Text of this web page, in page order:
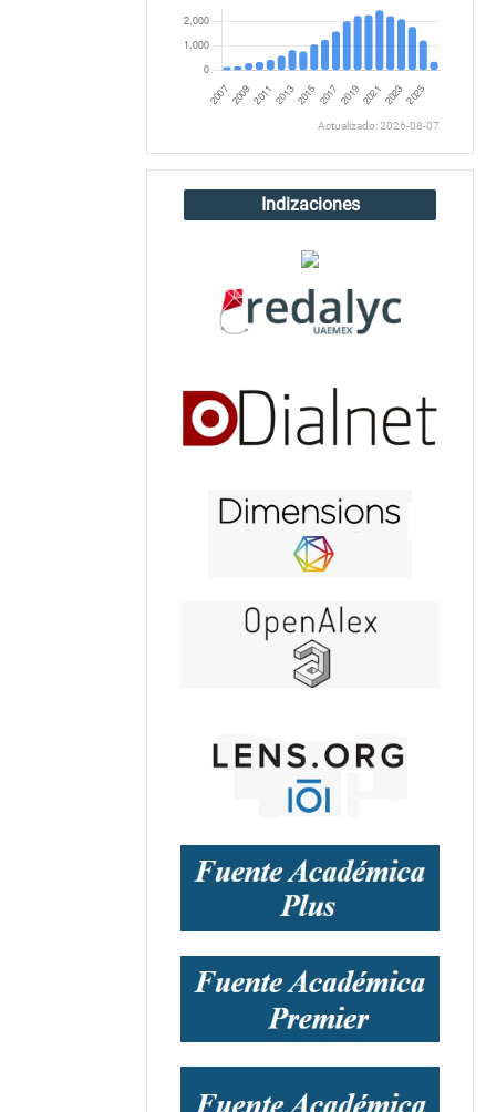
Actualizado: 2026-08-07
Indizaciones